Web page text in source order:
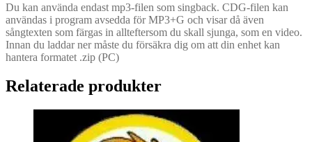
Du kan använda endast mp3-filen som singback. CDG-filen kan
användas i program avsedda för MP3+G och visar då även
sångtexten som färgas in allteftersom du skall sjunga, som en video.
Innan du laddar ner måste du försäkra dig om att din enhet kan
hantera formatet .zip (PC)
Relaterade produkter